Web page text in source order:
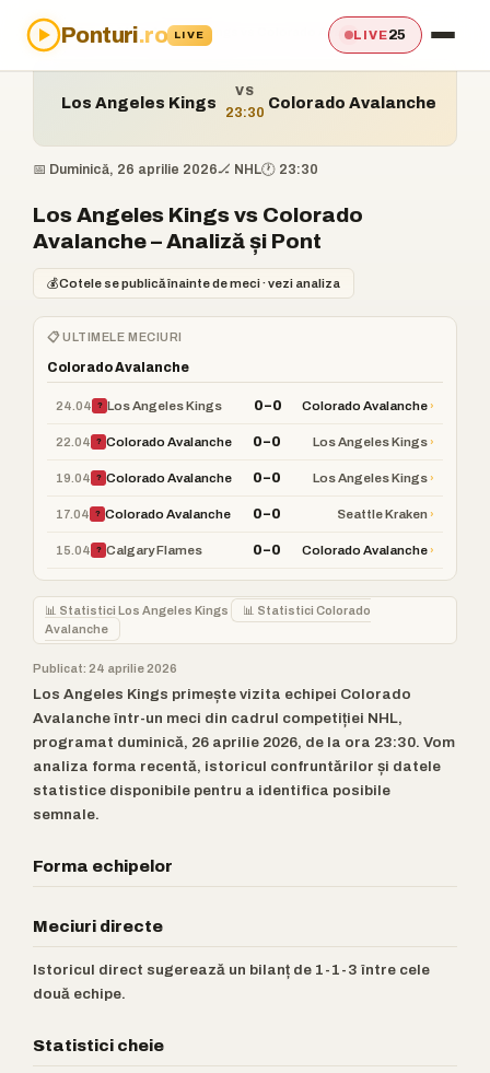
Ponturi.ro LIVE LIVE25
Acasă›Ponturi›Los Angeles Kings vs Colorado Avalanche
Los Angeles Kings
VS
23:30
Colorado Avalanche
📅 Duminică, 26 aprilie 2026🏒 NHL🕐 23:30
Los Angeles Kings vs Colorado
Avalanche – Analiză și Pont
💰Cotele se publică înainte de meci · vezi analiza
📋 ULTIMELE MECIURI
Colorado Avalanche
24.04 ? Los Angeles Kings 0–0 Colorado Avalanche›
22.04 ? Colorado Avalanche 0–0 Los Angeles Kings›
19.04 ? Colorado Avalanche 0–0 Los Angeles Kings›
17.04 ? Colorado Avalanche 0–0 Seattle Kraken›
15.04 ? Calgary Flames 0–0 Colorado Avalanche›
📊 Statistici Los Angeles Kings
📊 Statistici Colorado
Avalanche
Publicat: 24 aprilie 2026
Los Angeles Kings primește vizita echipei Colorado
Avalanche într-un meci din cadrul competiției NHL,
programat duminică, 26 aprilie 2026, de la ora 23:30. Vom
analiza forma recentă, istoricul confruntărilor și datele
statistice disponibile pentru a identifica posibile
semnale.
Forma echipelor
Meciuri directe
Istoricul direct sugerează un bilanț de 1-1-3 între cele
două echipe.
Statistici cheie